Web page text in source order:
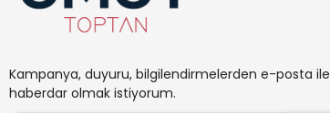
Kampanya, duyuru, bilgilendirmelerden e-posta ile
haberdar olmak istiyorum.